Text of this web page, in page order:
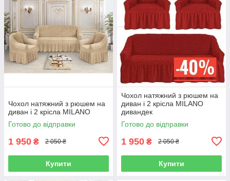
Чохол натяжний з рюшем на
диван і 2 крісла MILANO
Готово до відправки
1 950 ₴ 2 050 ₴
Купити
Чохол натяжний з рюшем на
диван і 2 крісла MILANO
дивандек
Готово до відправки
1 950 ₴ 2 050 ₴
Купити